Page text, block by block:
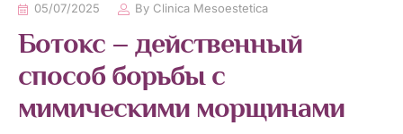
05/07/2025 By Clinica Mesoestetica
Ботокс – действенный
способ борьбы с
мимическими морщинами